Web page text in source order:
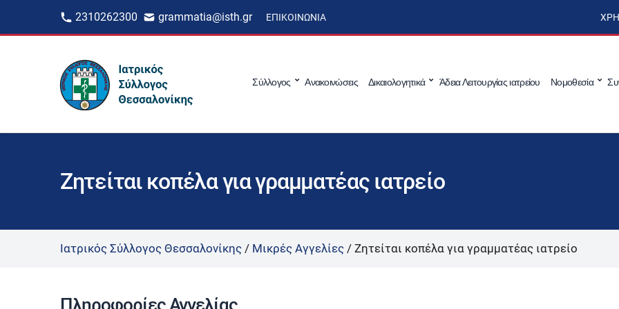
2310262300 grammatia@isth.gr ΕΠΙΚΟΙΝΩΝΊΑ
Σύλλογος Ανακοινώσεις Δικαιολογητικά Άδεια Λειτουργίας ιατρείου Νομοθεσία
Ζητείται κοπέλα για γραμματέας ιατρείο
Ιατρικός Σύλλογος Θεσσαλονίκης / Μικρές Αγγελίες / Ζητείται κοπέλα για γραμματέας ιατρείο
Πληροφορίες Αγγελίας